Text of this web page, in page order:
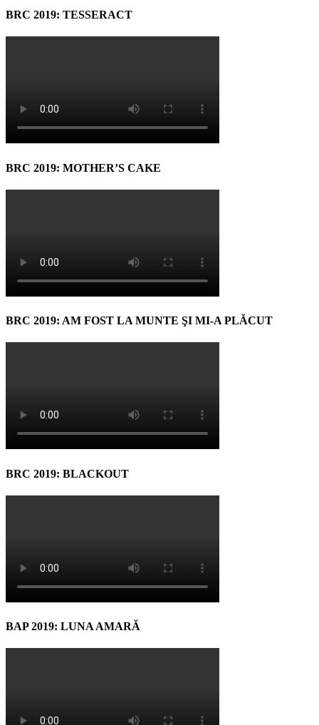
BRC 2019: TESSERACT
BRC 2019: MOTHER’S CAKE
BRC 2019: AM FOST LA MUNTE ŞI MI-A PLĂCUT
BRC 2019: BLACKOUT
BAP 2019: LUNA AMARĂ